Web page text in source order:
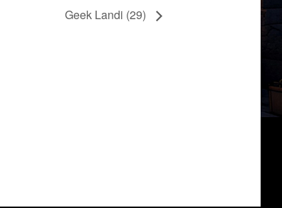
Geek Landi (29)